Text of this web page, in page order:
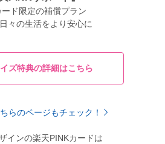
ド限定の補償プラン
々の生活をより安心に
ズ特典の詳細はこちら
らのページもチェック！
インの楽天PINKカードは